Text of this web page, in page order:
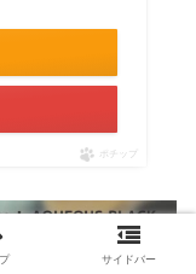
ポチップ
サイドバー